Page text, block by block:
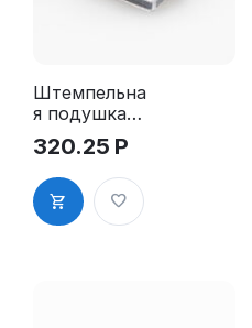
Штемпельна
я подушка
для GRM
4925 2Pads
320.25 Р